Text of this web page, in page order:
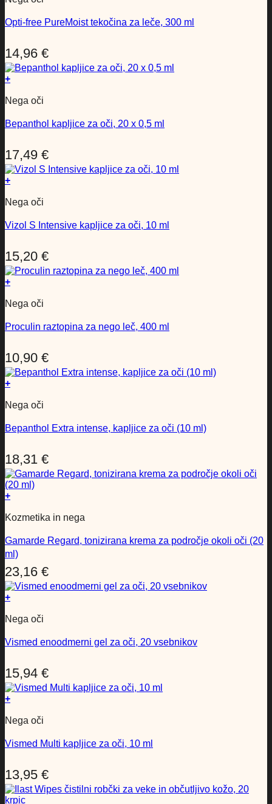
Opti-free PureMoist tekočina za leče, 300 ml
14,96 €
+
Nega oči
Bepanthol kapljice za oči, 20 x 0,5 ml
17,49 €
+
Nega oči
Vizol S Intensive kapljice za oči, 10 ml
15,20 €
+
Nega oči
Proculin raztopina za nego leč, 400 ml
10,90 €
+
Nega oči
Bepanthol Extra intense, kapljice za oči (10 ml)
18,31 €
+
Kozmetika in nega
Gamarde Regard, tonizirana krema za področje okoli oči (20
ml)
23,16 €
+
Nega oči
Vismed enoodmerni gel za oči, 20 vsebnikov
15,94 €
+
Nega oči
Vismed Multi kapljice za oči, 10 ml
13,95 €